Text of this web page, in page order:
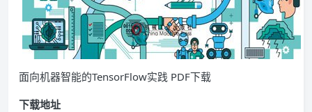
面向机器智能的TensorFlow实践 PDF下载
下载地址